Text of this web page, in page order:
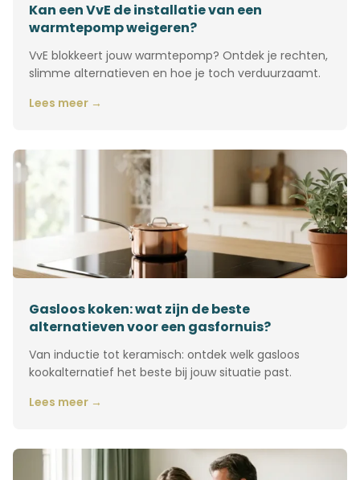
Kan een VvE de installatie van een
warmtepomp weigeren?
VvE blokkeert jouw warmtepomp? Ontdek je rechten,
slimme alternatieven en hoe je toch verduurzaamt.
Lees meer →
Gasloos koken: wat zijn de beste
alternatieven voor een gasfornuis?
Van inductie tot keramisch: ontdek welk gasloos
kookalternatief het beste bij jouw situatie past.
Lees meer →